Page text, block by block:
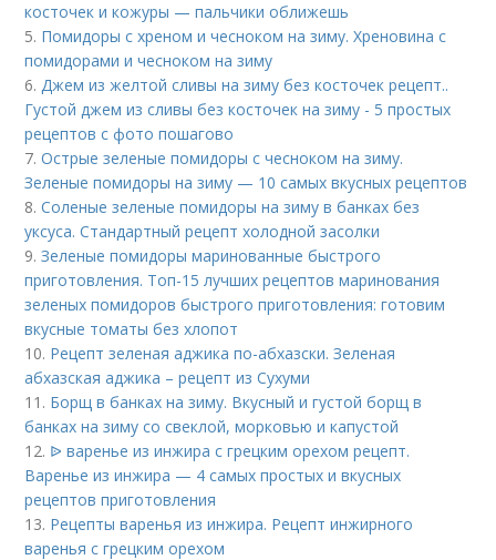
косточек и кожуры — пальчики оближешь
5. Помидоры с хреном и чесноком на зиму. Хреновина с
помидорами и чесноком на зиму
6.Джем из желтой сливы на зиму без косточек рецепт..
Густой джем из сливы без косточек на зиму - 5 простых
рецептов с фото пошагово
7.Острые зеленые помидоры с чесноком на зиму.
Зеленые помидоры на зиму — 10 самых вкусных рецептов
8.Соленые зеленые помидоры на зиму в банках без
уксуса. Стандартный рецепт холодной засолки
9.Зеленые помидоры маринованные быстрого
приготовления. Топ-15 лучших рецептов маринования
зеленых помидоров быстрого приготовления: готовим
вкусные томаты без хлопот
10. Рецепт зеленая аджика по-абхазски. Зеленая
абхазская аджика – рецепт из Сухуми
11. Борщ в банках на зиму. Вкусный и густой борщ в
банках на зиму со свеклой, морковью и капустой
12. ᐉ варенье из инжира с грецким орехом рецепт.
Варенье из инжира — 4 самых простых и вкусных
рецептов приготовления
13. Рецепты варенья из инжира. Рецепт инжирного
варенья с грецким орехом